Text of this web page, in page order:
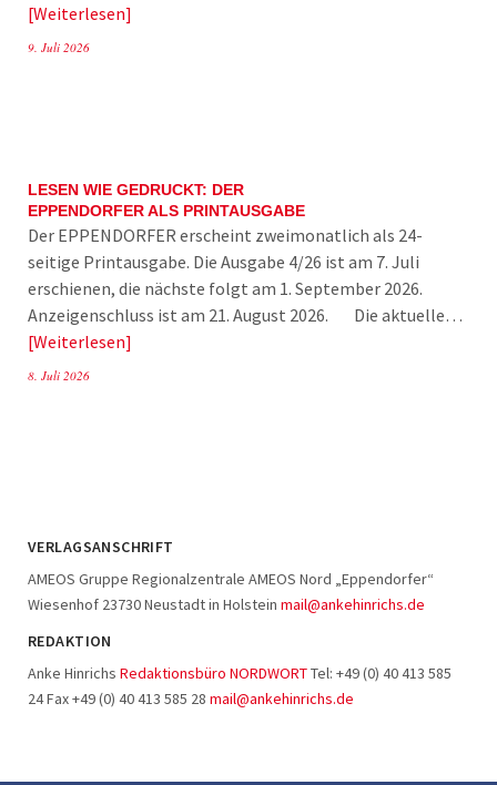
Weiterlesen
9. Juli 2026
LESEN WIE GEDRUCKT: DER
EPPENDORFER ALS PRINTAUSGABE
Der EPPENDORFER erscheint zweimonatlich als 24-
seitige Printausgabe. Die Ausgabe 4/26 ist am 7. Juli
erschienen, die nächste folgt am 1. September 2026.
Anzeigenschluss ist am 21. August 2026. Die aktuelle…
Weiterlesen
8. Juli 2026
VERLAGSANSCHRIFT
AMEOS Gruppe Regionalzentrale AMEOS Nord „Eppendorfer“
Wiesenhof 23730 Neustadt in Holstein mail@ankehinrichs.de
REDAKTION
Anke Hinrichs Redaktionsbüro NORDWORTTel: +49 (0) 40 413 585
24 Fax +49 (0) 40 413 585 28 mail@ankehinrichs.de